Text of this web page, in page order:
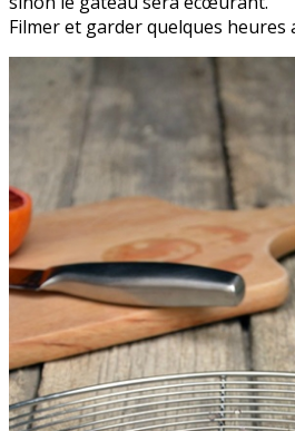
Filmer et garder quelques